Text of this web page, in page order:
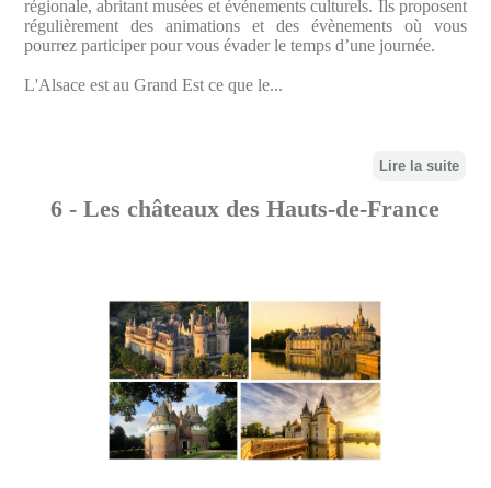
régionale, abritant musées et événements culturels. Ils proposent
régulièrement des animations et des évènements où vous
pourrez participer pour vous évader le temps d’une journée.
L'Alsace est au Grand Est ce que le...
Lire la suite
6 - Les châteaux des Hauts-de-France